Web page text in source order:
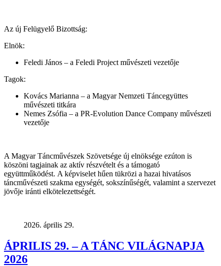
Az új Felügyelő Bizottság:
Elnök:
Feledi János – a Feledi Project művészeti vezetője
Tagok:
Kovács Marianna – a Magyar Nemzeti Táncegyüttes
művészeti titkára
Nemes Zsófia – a PR-Evolution Dance Company művészeti
vezetője
A Magyar Táncművészek Szövetsége új elnöksége ezúton is
köszöni tagjainak az aktív részvételt és a támogató
együttműködést. A képviselet hűen tükrözi a hazai hivatásos
táncművészeti szakma egységét, sokszínűségét, valamint a szervezet
jövője iránti elkötelezettségét.
2026. április 29.
ÁPRILIS 29. – A TÁNC VILÁGNAPJA
2026